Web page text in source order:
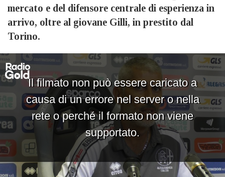
mercato e del difensore centrale di esperienza in
arrivo, oltre al giovane Gilli, in prestito dal
Torino.